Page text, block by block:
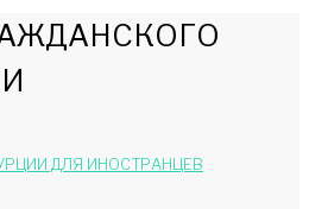
ДЛЯ ИНОСТРАНЦЕВ